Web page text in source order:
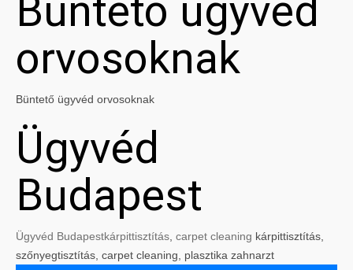
Büntető ügyvéd
orvosoknak
Büntető ügyvéd orvosoknak
Ügyvéd
Budapest
Ügyvéd Budapestkárpittisztítás carpet cleaning kárpittisztítás,
szőnyegtisztítás, carpet cleaning, plasztika zahnarzt